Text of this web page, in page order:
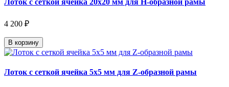
Лоток с сеткой ячейка 20х20 мм для Н-образной рамы
4 200 ₽
В корзину
Лоток с сеткой ячейка 5х5 мм для Z-образной рамы